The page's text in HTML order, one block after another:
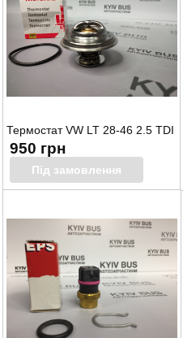
Термостат VW LT 28-46 2.5 TDI
950 грн
Під замовлення